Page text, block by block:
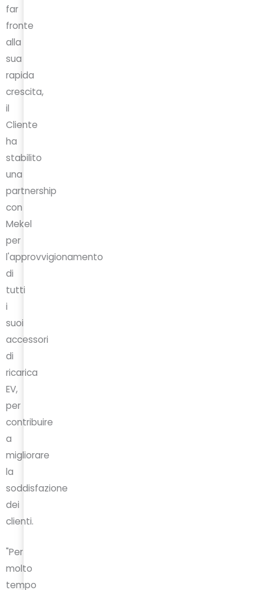
far
fronte
alla
sua
rapida
crescita,
il
Cliente
ha
stabilito
una
partnership
con
Mekel
per
l'approvvigionamento
di
tutti
i
suoi
accessori
di
ricarica
EV,
per
contribuire
a
migliorare
la
soddisfazione
dei
clienti.
"Per
molto
tempo